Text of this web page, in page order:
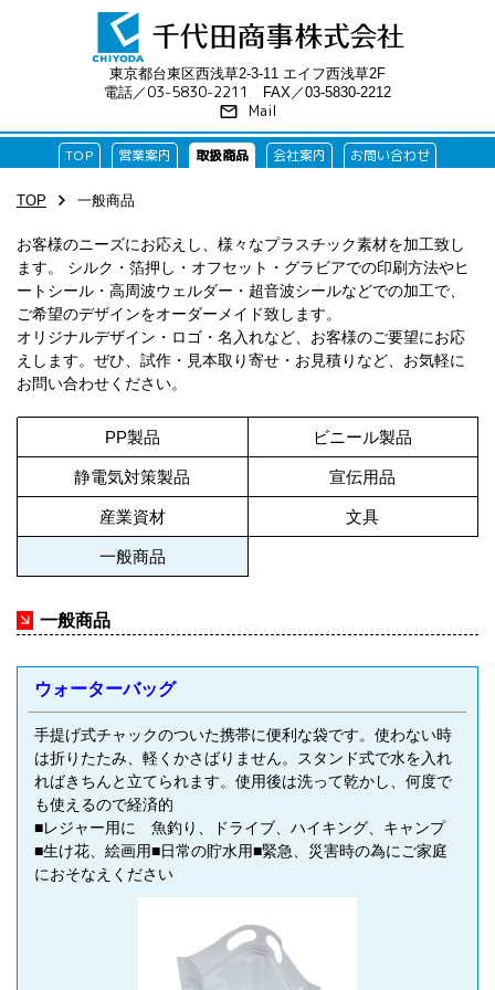
東京都台東区西浅草2-3-11 エイフ西浅草2F
電話／ 03-5830-2211 FAX／03-5830-2212
mail_outline Mail
TOP 営業案内 取扱商品 会社案内 お問い合わせ
TOP chevron_right 一般商品
お客様のニーズにお応えし、様々なプラスチック素材を加工致し
ます。 シルク・箔押し・オフセット・グラビアでの印刷方法やヒ
ートシール・高周波ウェルダー・超音波シールなどでの加工で、
ご希望のデザインをオーダーメイド致します。
オリジナルデザイン・ロゴ・名入れなど、お客様のご要望にお応
えします。ぜひ、試作・見本取り寄せ・お見積りなど、お気軽に
お問い合わせください。
PP製品 ビニール製品
静電気対策製品 宣伝用品
産業資材 文具
一般商品
arrow_forward 一般商品
ウォーターバッグ
手提げ式チャックのついた携帯に便利な袋です。使わない時
は折りたたみ、軽くかさばりません。スタンド式で水を入れ
ればきちんと立てられます。使用後は洗って乾かし、何度で
も使えるので経済的
■レジャー用に 魚釣り、ドライブ、ハイキング、キャンプ
■生け花、絵画用■日常の貯水用■緊急、災害時の為にご家庭
におそなえください